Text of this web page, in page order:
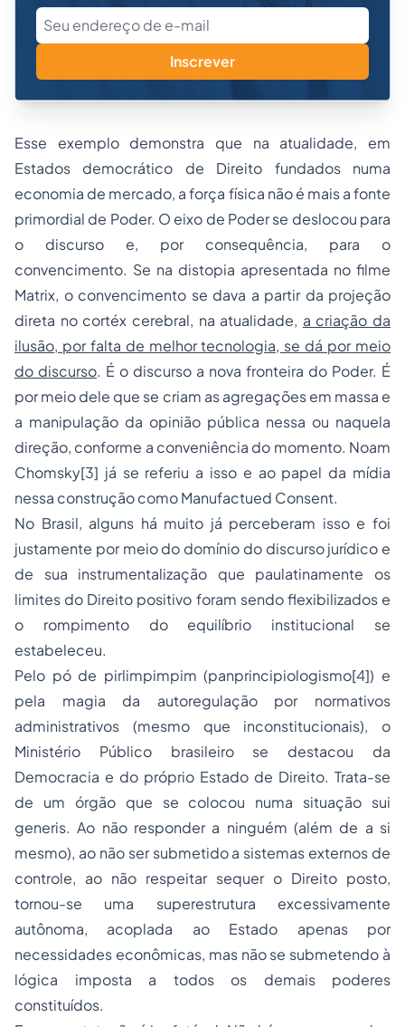
Inscrever
Esse exemplo demonstra que na atualidade, em
Estados democrático de Direito fundados numa
economia de mercado, a força física não é mais a fonte
primordial de Poder. O eixo de Poder se deslocou para
o discurso e, por consequência, para o
convencimento. Se na distopia apresentada no filme
Matrix, o convencimento se dava a partir da projeção
direta no cortéx cerebral, na atualidade, a criação da
ilusão, por falta de melhor tecnologia, se dá por meio
do discurso. É o discurso a nova fronteira do Poder. É
por meio dele que se criam as agregações em massa e
a manipulação da opinião pública nessa ou naquela
direção, conforme a conveniência do momento. Noam
Chomsky[3] já se referiu a isso e ao papel da mídia
nessa construção como Manufactued Consent.
No Brasil, alguns há muito já perceberam isso e foi
justamente por meio do domínio do discurso jurídico e
de sua instrumentalização que paulatinamente os
limites do Direito positivo foram sendo flexibilizados e
o rompimento do equilíbrio institucional se
estabeleceu.
Pelo pó de pirlimpimpim (panprincipiologismo[4]) e
pela magia da autoregulação por normativos
administrativos (mesmo que inconstitucionais), o
Ministério Público brasileiro se destacou da
Democracia e do próprio Estado de Direito. Trata-se
de um órgão que se colocou numa situação sui
generis. Ao não responder a ninguém (além de a si
mesmo), ao não ser submetido a sistemas externos de
controle, ao não respeitar sequer o Direito posto,
tornou-se uma superestrutura excessivamente
autônoma, acoplada ao Estado apenas por
necessidades econômicas, mas não se submetendo à
lógica imposta a todos os demais poderes
constituídos.